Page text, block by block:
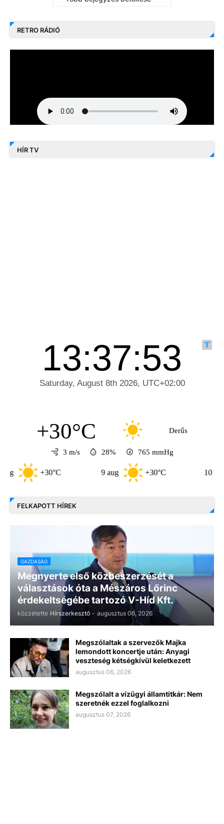
RETRO RÁDIÓ
HÍR TV
+30°C Derűs
3 m/s 28% 765 mmHg
9 aug +30°C 10 aug
FELKAPOTT HÍREK
GAZDASÁG
Megnyerte első közbeszerzését a
választások óta a Mészáros Lőrinc
érdekeltségébe tartozó V-Híd Kft.
közzétette Hírszerkesztő - augusztus 06, 2026
Megszólaltak a szervezők Majka
lemondott koncertje után: Anyagi
veszteség kétségkívül keletkezett
augusztus 06, 2026
Megszólalt a vízügyi államtitkár: Nem
szeretnék ezzel foglalkozni
augusztus 07, 2026